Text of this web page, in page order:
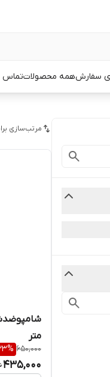
سفارشهمه محصولاتتماس
مرتب‌سازی
متر
650,000
%
435,000